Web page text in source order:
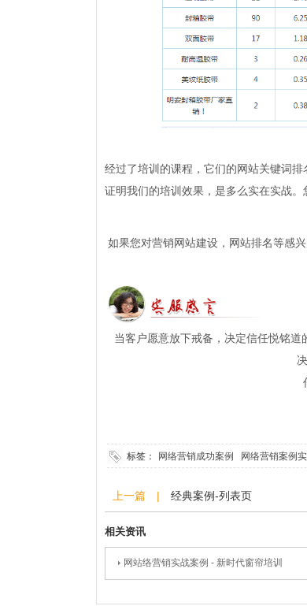
经过了培训的课程，它们的网站关键词
证明我们的培训效果，是多么实在实战。
如果您对营销网站建设，网站排名等感
当客户愿意放下戒备，决定信任悦铭道
决心，将竭诚为客户服
任和肯定。从不信到相
己知道，虽然很艰难，
标签： 网络营销成功案例 网络营销案例
上一篇 | 经典案例-列表页
相关资讯
网站络营销实战案例 - 新时代窗帘培训